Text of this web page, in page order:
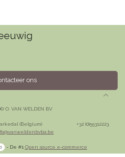
ons
O. VAN WELDEN BV
(Belgium)
​+32 (0)55312223
- De #1 Open source e-commerce